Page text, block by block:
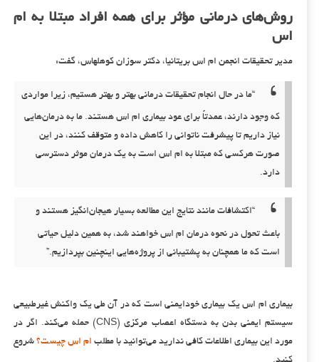
روش‌های درمانی مؤثر برای همه افراد مبتلا به ام
اس
مدیر تحقیقات انجمن ام اس بریتانیا، دکتر سوزان کوهلهاس، گفت:
“ما در حال انجام تحقیقات درمانی بهتر و بهتر هستیم، زیرا مواردی
که وجود دارند، عمدتاً برای عود بیماری ام اس هستند. ما به درمان‌هایی
نیاز داریم تا پیشرفت ناتوانی را کاهش داده و متوقف کنند، در این
صورت هرکسی که مبتلا به ام اس است به یک درمان موثر دسترسی
دارد.
“اکتشافات مانند نتایج این مطالعه بسیار هیجان‌انگیز هستند و
باعث تحول در نحوه درمان ام اس خواهند شد، به همین دلیل حیاتی
است که ما همچنان به پشتیبانی از پروژه‌هایی اینچنین بپردازیم.”
بیماری ام اس یک بیماری خودایمنی است که در آن طی یک واکنش غیرطبیعی
سیستم ایمنی بدن به دستگاه اعصاب مرکزی (CNS) حمله می‌کند. اگر در
مورد این بیماری اطلاعات کافی ندارید می‌توانید با مطلبام اس چیست؟شروع